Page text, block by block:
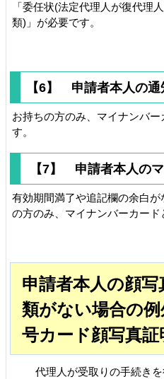
「委任状(法定代理人が復代理
類)」が必要です。
【6】 申請者本人の通
お持ちの方のみ、マイナンバ
す。
【7】 申請者本人の
有効期間満了や追記欄の余白
の方のみ、マイナンバーカード
申請者本人の顔
類がない場合の
号カード顔写真証
代理人が受取りの手続き